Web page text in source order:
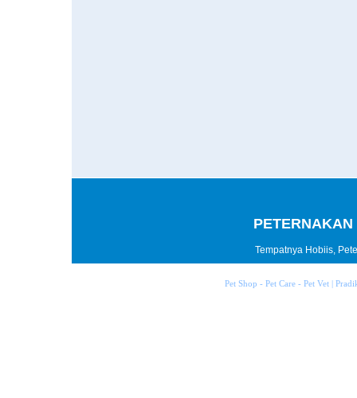
Tempatnya Hobiis,
Pet Shop - Pet Care - Pet Vet |